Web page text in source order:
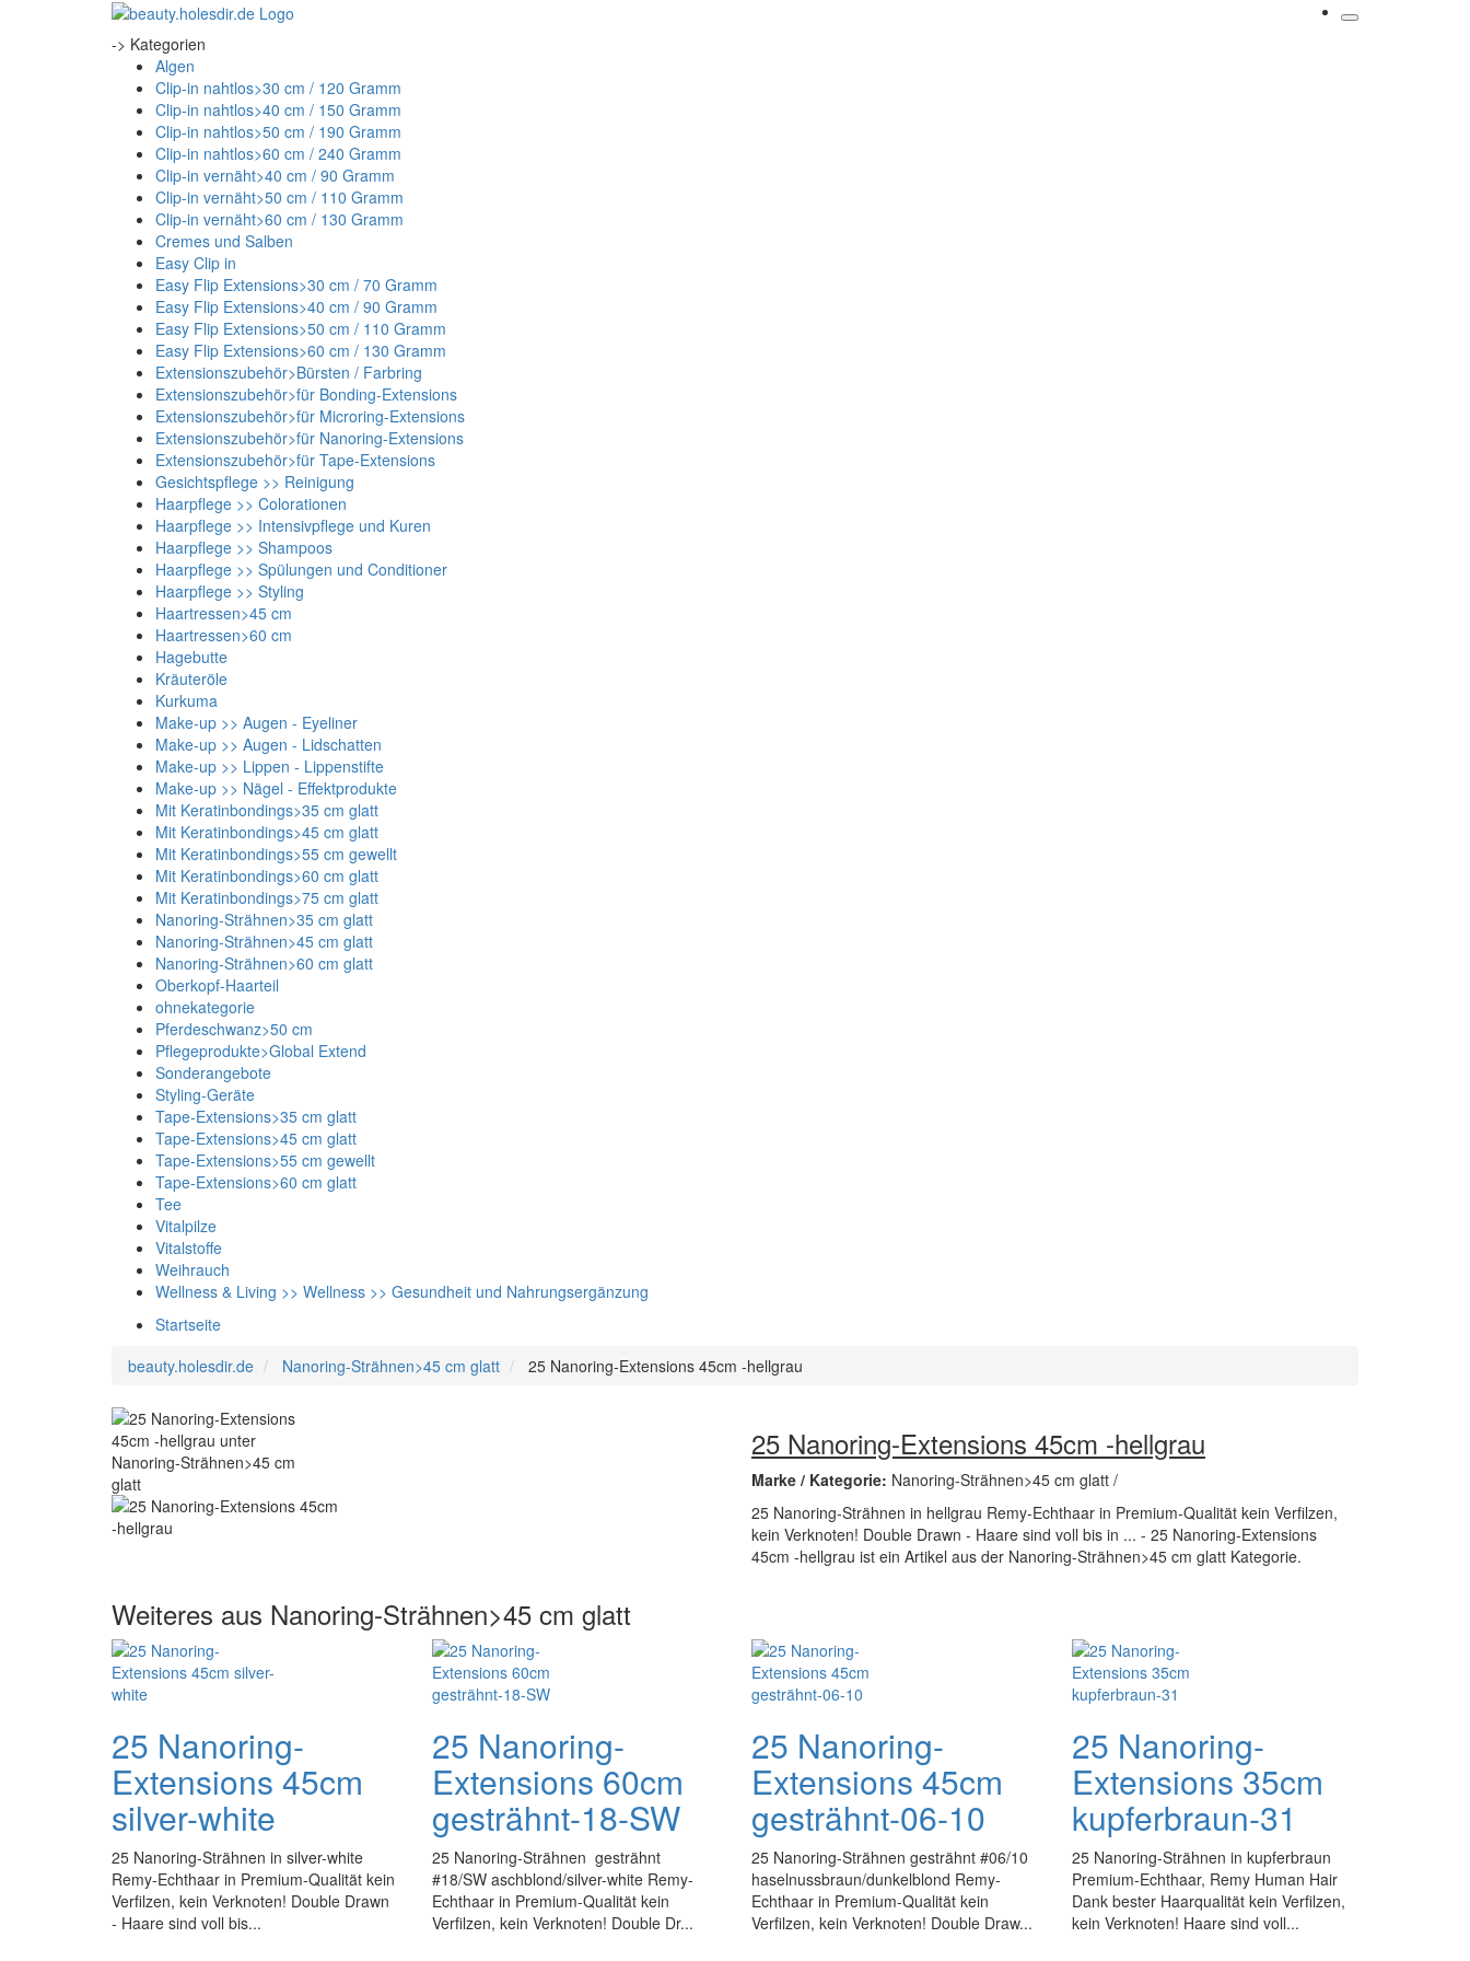
-> Kategorien
Algen
Clip-in nahtlos>30 cm / 120 Gramm
Clip-in nahtlos>40 cm / 150 Gramm
Clip-in nahtlos>50 cm / 190 Gramm
Clip-in nahtlos>60 cm / 240 Gramm
Clip-in vernäht>40 cm / 90 Gramm
Clip-in vernäht>50 cm / 110 Gramm
Clip-in vernäht>60 cm / 130 Gramm
Cremes und Salben
Easy Clip in
Easy Flip Extensions>30 cm / 70 Gramm
Easy Flip Extensions>40 cm / 90 Gramm
Easy Flip Extensions>50 cm / 110 Gramm
Easy Flip Extensions>60 cm / 130 Gramm
Extensionszubehör>Bürsten / Farbring
Extensionszubehör>für Bonding-Extensions
Extensionszubehör>für Microring-Extensions
Extensionszubehör>für Nanoring-Extensions
Extensionszubehör>für Tape-Extensions
Gesichtspflege >> Reinigung
Haarpflege >> Colorationen
Haarpflege >> Intensivpflege und Kuren
Haarpflege >> Shampoos
Haarpflege >> Spülungen und Conditioner
Haarpflege >> Styling
Haartressen>45 cm
Haartressen>60 cm
Hagebutte
Kräuteröle
Kurkuma
Make-up >> Augen - Eyeliner
Make-up >> Augen - Lidschatten
Make-up >> Lippen - Lippenstifte
Make-up >> Nägel - Effektprodukte
Mit Keratinbondings>35 cm glatt
Mit Keratinbondings>45 cm glatt
Mit Keratinbondings>55 cm gewellt
Mit Keratinbondings>60 cm glatt
Mit Keratinbondings>75 cm glatt
Nanoring-Strähnen>35 cm glatt
Nanoring-Strähnen>45 cm glatt
Nanoring-Strähnen>60 cm glatt
Oberkopf-Haarteil
ohnekategorie
Pferdeschwanz>50 cm
Pflegeprodukte>Global Extend
Sonderangebote
Styling-Geräte
Tape-Extensions>35 cm glatt
Tape-Extensions>45 cm glatt
Tape-Extensions>55 cm gewellt
Tape-Extensions>60 cm glatt
Tee
Vitalpilze
Vitalstoffe
Weihrauch
Wellness & Living >> Wellness >> Gesundheit und Nahrungsergänzung
Startseite
beauty.holesdir.de
Nanoring-Strähnen>45 cm glatt 25 Nanoring-Extensions 45cm -hellgrau
25 Nanoring-Extensions 45cm -hellgrau
Marke / Kategorie: Nanoring-Strähnen>45 cm glatt /
25 Nanoring-Strähnen in hellgrau Remy-Echthaar in Premium-Qualität kein Verfilzen,
kein Verknoten! Double Drawn - Haare sind voll bis in ... - 25 Nanoring-Extensions
45cm -hellgrau ist ein Artikel aus der Nanoring-Strähnen>45 cm glatt Kategorie.
Weiteres aus Nanoring-Strähnen>45 cm glatt
25 Nanoring-
Extensions 45cm
silver-white
25 Nanoring-Strähnen in silver-white
Remy-Echthaar in Premium-Qualität kein
Verfilzen, kein Verknoten! Double Drawn
- Haare sind voll bis...
25 Nanoring-
Extensions 60cm
gesträhnt-18-SW
25 Nanoring-Strähnen gesträhnt
#18/SW aschblond/silver-white Remy-
Echthaar in Premium-Qualität kein
Verfilzen, kein Verknoten! Double Dr...
25 Nanoring-
Extensions 45cm
gesträhnt-06-10
25 Nanoring-Strähnen gesträhnt #06/10
haselnussbraun/dunkelblond Remy-
Echthaar in Premium-Qualität kein
Verfilzen, kein Verknoten! Double Draw...
25 Nanoring-
Extensions 35cm
kupferbraun-31
25 Nanoring-Strähnen in kupferbraun
Premium-Echthaar, Remy Human Hair
Dank bester Haarqualität kein Verfilzen,
kein Verknoten! Haare sind voll...